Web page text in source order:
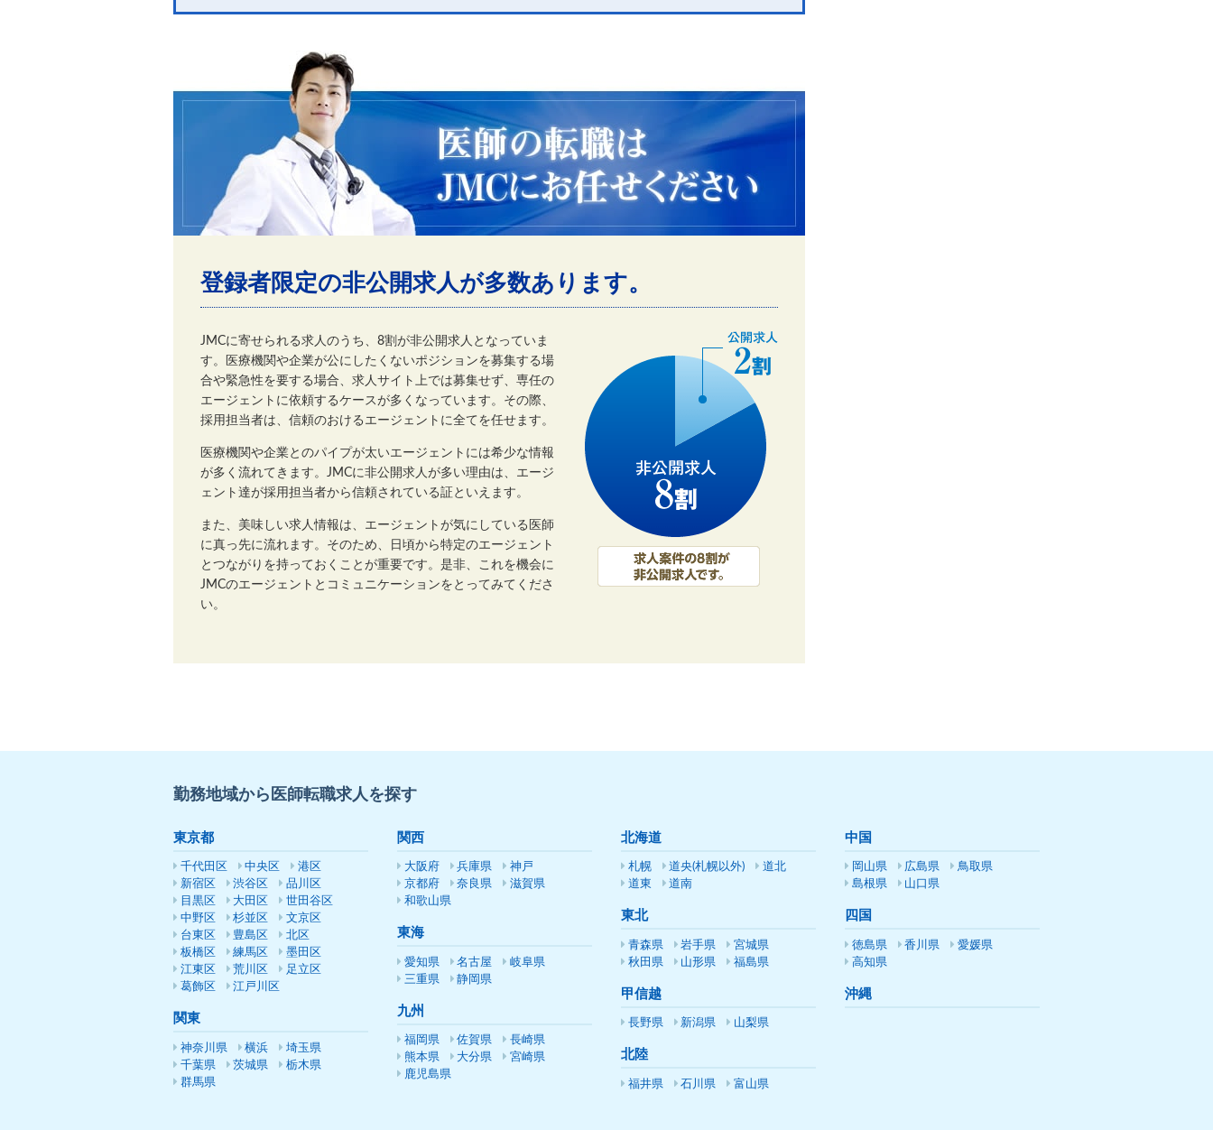
登録者限定の非公開求人が多数あります。
JMCに寄せられる求人のうち、8割が非公開求人となっていま
す。医療機関や企業が公にしたくないポジションを募集する場
合や緊急性を要する場合、求人サイト上では募集せず、専任の
エージェントに依頼するケースが多くなっています。その際、
採用担当者は、信頼のおけるエージェントに全てを任せます。
医療機関や企業とのパイプが太いエージェントには希少な情報
が多く流れてきます。JMCに非公開求人が多い理由は、エージ
ェント達が採用担当者から信頼されている証といえます。
また、美味しい求人情報は、エージェントが気にしている医師
に真っ先に流れます。そのため、日頃から特定のエージェント
とつながりを持っておくことが重要です。是非、これを機会に
JMCのエージェントとコミュニケーションをとってみてくださ
い。
勤務地域から医師転職求人を探す
東京都
千代田区 中央区
港区
新宿区
渋谷区
品川区
目黒区
大田区
世田谷区
中野区
杉並区
文京区
台東区
豊島区
北区
板橋区
練馬区
墨田区
江東区
荒川区
足立区
葛飾区
江戸川区
関東
神奈川県 横浜
埼玉県
千葉県
茨城県
栃木県
群馬県
関西
大阪府 兵庫県
神戸
京都府
奈良県
滋賀県
和歌山県
東海
愛知県 名古屋
岐阜県
三重県
静岡県
九州
福岡県 佐賀県
長崎県
熊本県
大分県
宮崎県
鹿児島県
北海道
札幌 道央(札幌以外)
道北
道東
道南
東北
青森県 岩手県
宮城県
秋田県
山形県 福島県
甲信越
長野県 新潟県 山梨県
北陸
福井県 石川県 富山県
中国
岡山県 広島県
鳥取県
島根県
山口県
四国
徳島県 香川県
愛媛県
高知県
沖縄